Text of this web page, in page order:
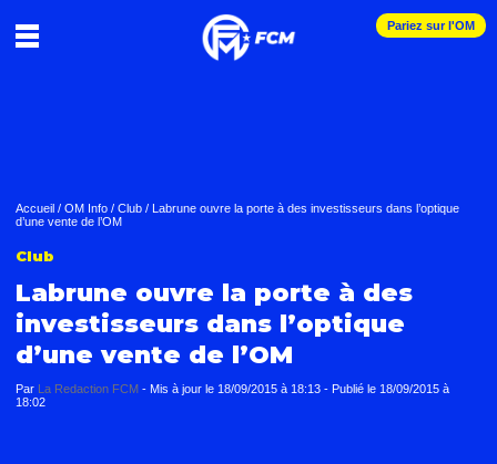
Pariez sur l'OM
Accueil / OM Info / Club / Labrune ouvre la porte à des investisseurs dans l’optique
d’une vente de l’OM
Club
Labrune ouvre la porte à des
investisseurs dans l’optique
d’une vente de l’OM
Par La Redaction FCM - Mis à jour le 18/09/2015 à 18:13 - Publié le 18/09/2015 à
18:02